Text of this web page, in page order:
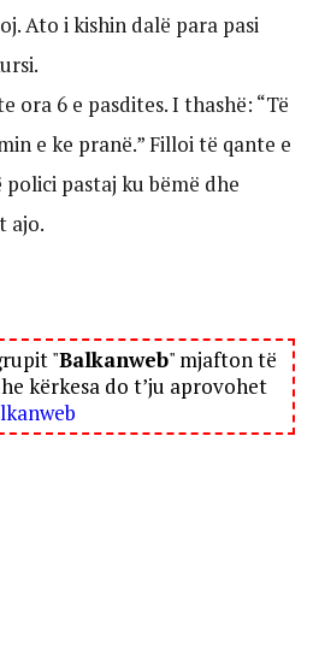
Ato i kishin dalë para pasi
ora 6 e pasdites. I thashë: “Të
e ke pranë.” Filloi të qante e
pastaj ku bëmë dhe
ajo.
"Balkanweb" mjafton të
kërkesa do t’ju aprovohet